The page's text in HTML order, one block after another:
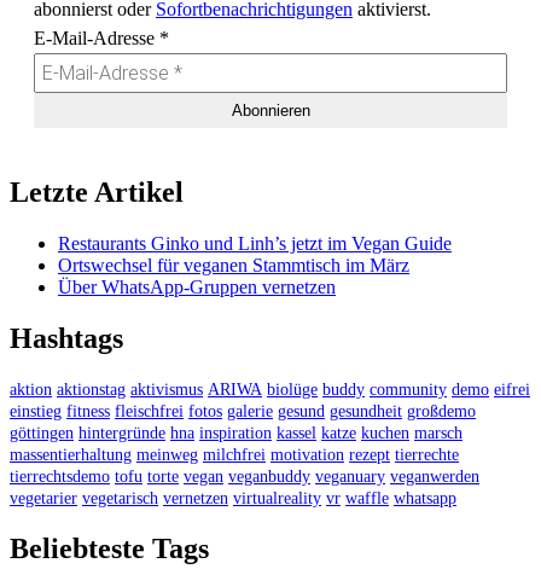
abonnierst oder Sofortbenachrichtigungen aktivierst.
E-Mail-Adresse *
Letzte Artikel
Restaurants Ginko und Linh’s jetzt im Vegan Guide
Ortswechsel für veganen Stammtisch im März
Über WhatsApp-Gruppen vernetzen
Hashtags
aktion aktionstag aktivismus ARIWA biolüge buddy community demo eifrei
einstieg fitness fleischfrei fotos galerie gesund gesundheit großdemo
göttingen hintergründe hna inspiration kassel katze kuchen marsch
massentierhaltung meinweg milchfrei motivation rezept tierrechte
tierrechtsdemo tofu torte vegan veganbuddy veganuary veganwerden
vegetarier vegetarisch vernetzen virtualreality vr waffle whatsapp
Beliebteste Tags